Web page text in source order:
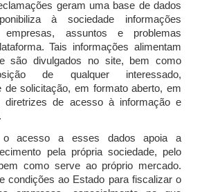
geram uma base de dados
à sociedade informações
empresas, assuntos e problemas
Tais informações alimentam
são divulgados no site, bem como
de qualquer interessado,
de solicitação, em formato aberto, em
diretrizes de acesso à informação e
o acesso a esses dados apoia a
pela própria sociedade, pelo
como serve ao próprio mercado.
condições ao Estado para fiscalizar o